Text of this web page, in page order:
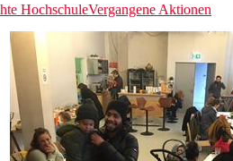
HochschuleVergangene Aktionen